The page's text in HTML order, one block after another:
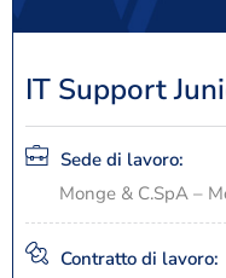
IT Support
Sede di lavoro:
Monge & C.SpA –
Contratto di lavoro: